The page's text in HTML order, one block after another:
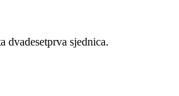
dvadesetprva sjednica.